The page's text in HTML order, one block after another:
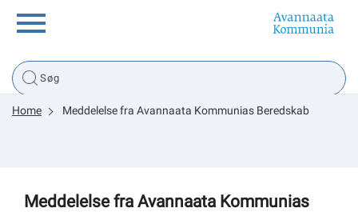
Borger
Home Meddelelse fra Avannaata Kommunias Beredskab
Meddelelse fra Avannaata Kommunias